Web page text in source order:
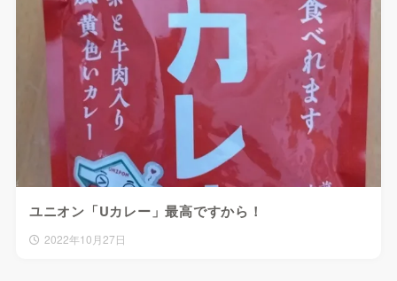
ユニオン「Uカレー」最高ですから！
2022年10月27日